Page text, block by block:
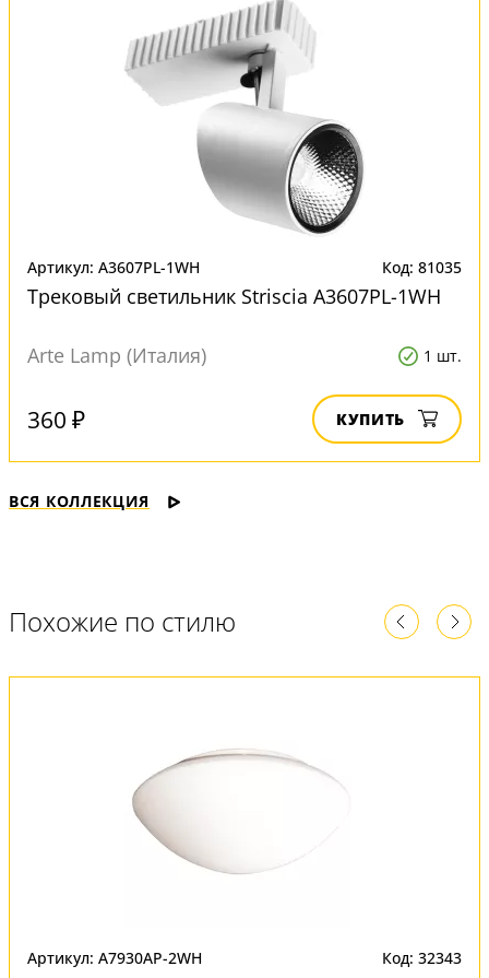
Артикул: A3607PL-1WH Код: 81035
Трековый светильник Striscia A3607PL-1WH
Arte Lamp (Италия) 1 шт.
360 ₽ КУПИТЬ
ВСЯ КОЛЛЕКЦИЯ
Похожие по стилю
Артикул: A7930AP-2WH Код: 32343